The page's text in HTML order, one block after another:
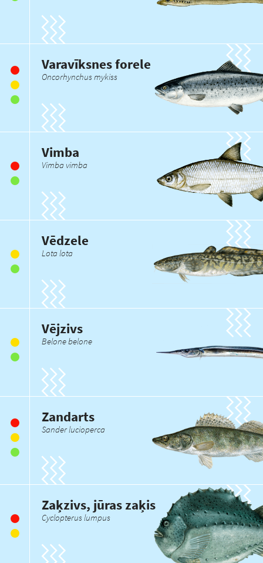
Varavīksnes forele
Oncorhynchus mykiss
Vimba
Vimba vimba
Vēdzele
Lota lota
Vējzivs
Belone belone
Zandarts
Sander lucioperca
Zaķzivs, jūras zaķis
Cyclopterus lumpus